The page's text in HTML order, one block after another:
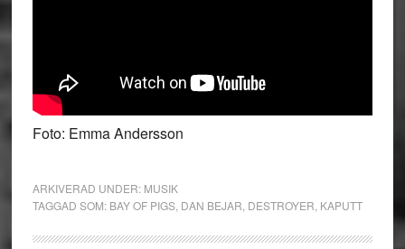
Foto: Emma Andersson
ARKIVERAD UNDER: MUSIK
TAGGAD SOM: BAY OF PIGS, DAN BEJAR DESTROYER KAPUTT